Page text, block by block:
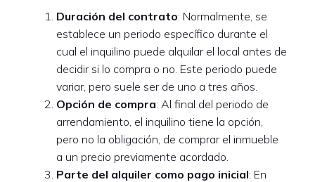
Duración del contrato: Normalmente, se
establece un periodo específico durante el
cual el inquilino puede alquilar el local antes de
decidir si lo compra o no. Este periodo puede
variar, pero suele ser de uno a tres años.
Opción de compra: Al final del periodo de
arrendamiento, el inquilino tiene la opción,
pero no la obligación, de comprar el inmueble
a un precio previamente acordado.
Parte del alquiler como pago inicial: En